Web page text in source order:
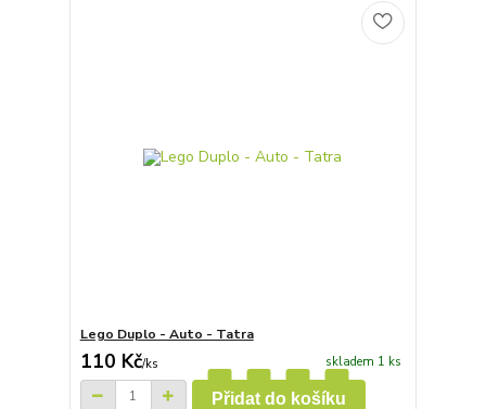
Lego Duplo - Auto - Tatra
110 Kč/ks skladem 1 ks
Přidat do košíku